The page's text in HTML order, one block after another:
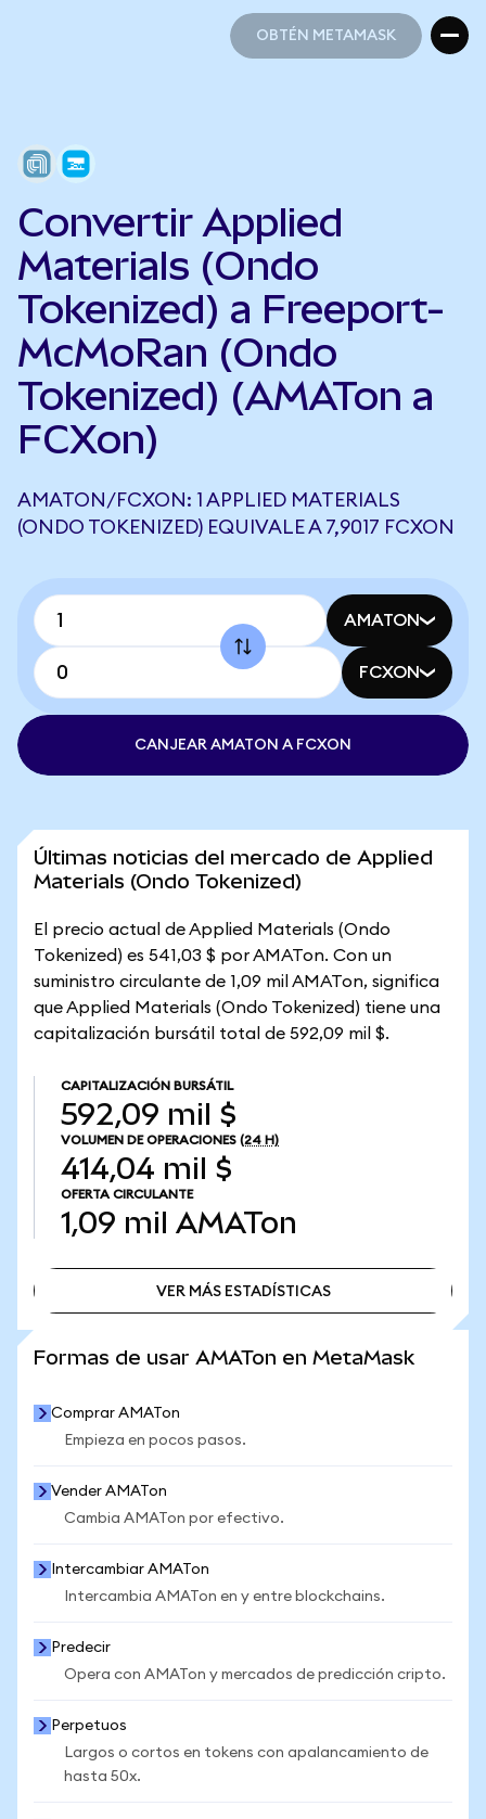
OBTÉN METAMASK
Convertir Applied
Materials (Ondo
Tokenized) a Freeport-
McMoRan (Ondo
Tokenized) (AMATon a
FCXon)
AMATON/FCXON: 1 APPLIED MATERIALS
(ONDO TOKENIZED) EQUIVALE A 7,9017 FCXON
AMATON
FCXON
CANJEAR AMATON A FCXON
Últimas noticias del mercado de Applied
Materials (Ondo Tokenized)
El precio actual de Applied Materials (Ondo
Tokenized) es 541,03 $ por AMATon. Con un
suministro circulante de 1,09 mil AMATon, significa
que Applied Materials (Ondo Tokenized) tiene una
capitalización bursátil total de 592,09 mil $.
CAPITALIZACIÓN BURSÁTIL
592,09 mil $
VOLUMEN DE OPERACIONES (24 H)
414,04 mil $
OFERTA CIRCULANTE
1,09 mil AMATon
VER MÁS ESTADÍSTICAS
Formas de usar AMATon en MetaMask
Comprar AMATon
Empieza en pocos pasos.
Vender AMATon
Cambia AMATon por efectivo.
Intercambiar AMATon
Intercambia AMATon en y entre blockchains.
Predecir
Opera con AMATon y mercados de predicción cripto.
Perpetuos
Largos o cortos en tokens con apalancamiento de
hasta 50x.